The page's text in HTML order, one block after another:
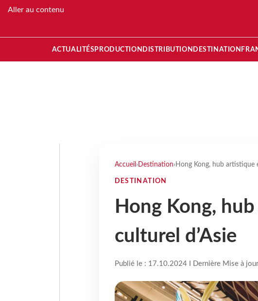
Aller au contenu
ACTUALITÉS PRODUCTION DISTRIBUTION DESTINATION
Accueil › Destination› Hong Kong, hub artistique
DESTINATION
Hong Kong,
culturel d’Asie
Publié le : 17.10.2024 I Dernière Mise à